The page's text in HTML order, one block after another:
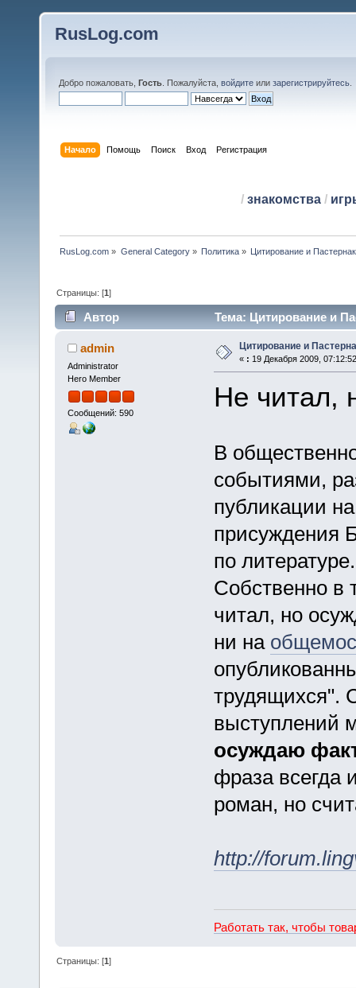
RusLog.com
Добро пожаловать, Гость . Пожалуйста, войдите или зарегистрируйтесь
Начало Помощь Поиск Вход Регистрация
/ знакомства/
RusLog.com » General Category» Политика» Цитирование и Пастернак
Страницы: [1]
Автор Тема: Цитирование и
admin
Administrator
Hero Member
Сообщений: 590
Цитирование и
« : 19 Декабря 2009,
Не читал,
В
событиями,
публикации
присуждения
по литературе.
Собственно в
читал, но
ни на
трудящихся".
выступлений
осуждаю
фраза всегда
роман, но
http://
Работать так, чтобы
Страницы: [1]